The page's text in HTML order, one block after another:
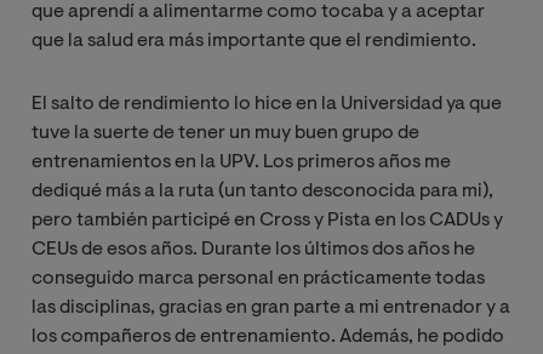
que aprendí a alimentarme como tocaba y a aceptar
que la salud era más importante que el rendimiento.
El salto de rendimiento lo hice en la Universidad ya que
tuve la suerte de tener un muy buen grupo de
entrenamientos en la UPV. Los primeros años me
dediqué más a la ruta (un tanto desconocida para mi),
pero también participé en Cross y Pista en los CADUs y
CEUs de esos años. Durante los últimos dos años he
conseguido marca personal en prácticamente todas
las disciplinas, gracias en gran parte a mi entrenador y a
los compañeros de entrenamiento. Además, he podido